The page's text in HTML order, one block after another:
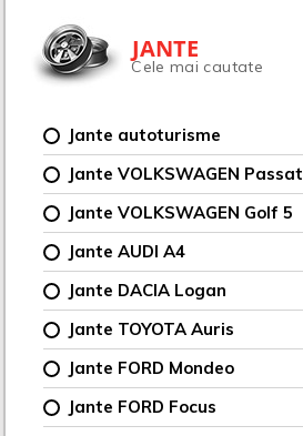
JANTE
Cele mai cautate
Jante autoturisme
Jante VOLKSWAGEN Passat
Jante VOLKSWAGEN Golf 5
Jante AUDI A4
Jante DACIA Logan
Jante TOYOTA Auris
Jante FORD Mondeo
Jante FORD Focus